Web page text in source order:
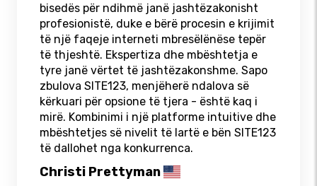
bisedës për ndihmë janë jashtëzakonisht
profesionistë, duke e bërë procesin e krijimit
të një faqeje interneti mbresëlënëse tepër
të thjeshtë. Ekspertiza dhe mbështetja e
tyre janë vërtet të jashtëzakonshme. Sapo
zbulova SITE123, menjëherë ndalova së
kërkuari për opsione të tjera - është kaq i
mirë. Kombinimi i një platforme intuitive dhe
mbështetjes së nivelit të lartë e bën SITE123
të dallohet nga konkurrenca.
Christi Prettyman